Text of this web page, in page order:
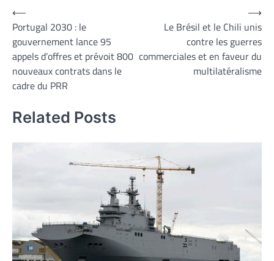
Navigation
de
l’article
⟵
Portugal 2030 : le
gouvernement lance 95
appels d’offres et prévoit 800
nouveaux contrats dans le
cadre du PRR
Le Brésil et le Chili unis
contre les guerres
commerciales et en faveur du
multilatéralisme
⟶
Related Posts